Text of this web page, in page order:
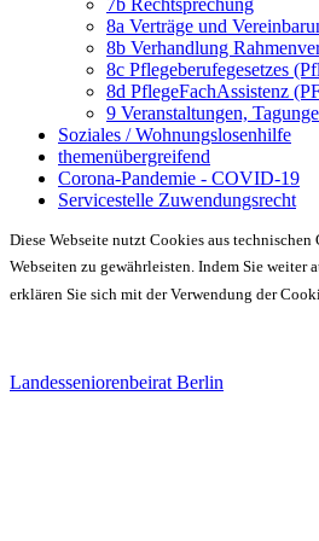
7b Rechtsprechung
8a Verträge und
8b Verhandlung
8c Pflegeberufegesetzes
8d PflegeFachAssistenz
9 Veranstaltungen,
Soziales / Wohnungslosenhilfe
themenübergreifend
Corona-Pandemie - COVID-19
Servicestelle Zuwendungsrecht
Diese Webseite nutzt Cookies aus
Webseiten zu gewährleisten. Indem Sie weiter
erklären Sie sich mit der Verwendung der
Landesseniorenbeirat Berlin